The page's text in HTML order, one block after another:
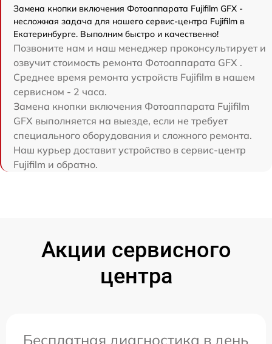
Замена кнопки включения Фотоаппарата Fujifilm GFX -
несложная задача для нашего сервис-центра Fujifilm в
Екатеринбурге. Выполним быстро и качественно!
Позвоните нам и наш менеджер проконсультирует и
озвучит стоимость ремонта Фотоаппарата GFX .
Среднее время ремонта устройств Fujifilm в нашем
сервисном - 2 часа.
Замена кнопки включения Фотоаппарата Fujifilm
GFX выполняется на выезде, если не требует
специального оборудования и сложного ремонта.
Наш курьер доставит устройство в сервис-центр
Fujifilm и обратно.
Акции сервисного
центра
Бесплатная диагностика в день